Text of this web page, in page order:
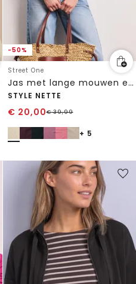
-50%
Street One
Jas met lange mouwen en een open pasvorm
STYLE NETTE
€ 20,00€39,99
+ 5